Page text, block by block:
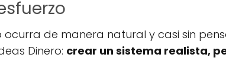
de manera natural y casi sin
Dinero: crear un sistema realista,